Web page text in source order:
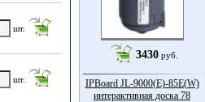
шт.
шт.
3430 руб.
IPBoard JL-9000(E)-85Е(W)
интерактивная доска 78